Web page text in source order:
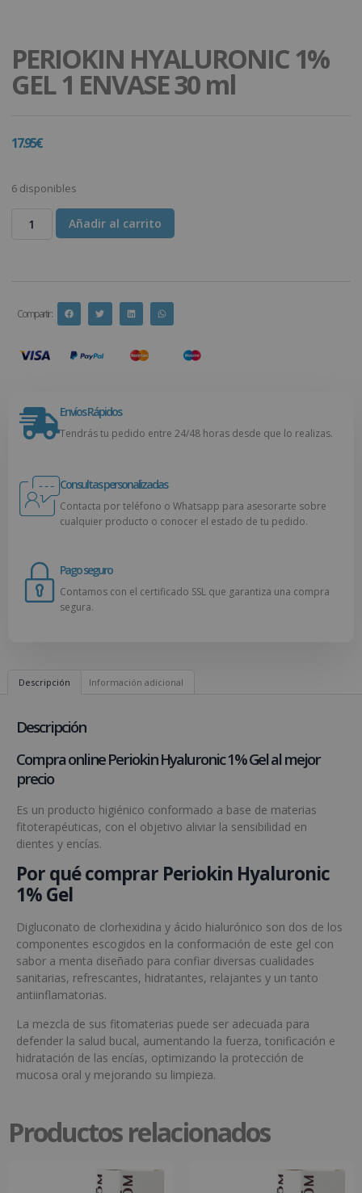
PERIOKIN HYALURONIC 1%
GEL 1 ENVASE 30 ml
17.95€
6 disponibles
Añadir al carrito
Compartir :
Envíos Rápidos
Tendrás tu pedido entre 24/48 horas desde que lo realizas.
Consultas personalizadas
Contacta por teléfono o Whatsapp para asesorarte sobre
cualquier producto o conocer el estado de tu pedido.
Pago seguro
Contamos con el certificado SSL que garantiza una compra
segura.
Descripción Información adicional
Descripción
Compra online Periokin Hyaluronic 1% Gel al mejor
precio
Es un producto higiénico conformado a base de materias
fitoterapéuticas, con el objetivo aliviar la sensibilidad en
dientes y encías.
Por qué comprar Periokin Hyaluronic
1% Gel
Digluconato de clorhexidina y ácido hialurónico son dos de los
componentes escogidos en la conformación de este gel con
sabor a menta diseñado para confiar diversas cualidades
sanitarias, refrescantes, hidratantes, relajantes y un tanto
antiinflamatorias.
La mezcla de sus fitomaterias puede ser adecuada para
defender la salud bucal, aumentando la fuerza, tonificación e
hidratación de las encías, optimizando la protección de
mucosa oral y mejorando su limpieza.
Productos relacionados